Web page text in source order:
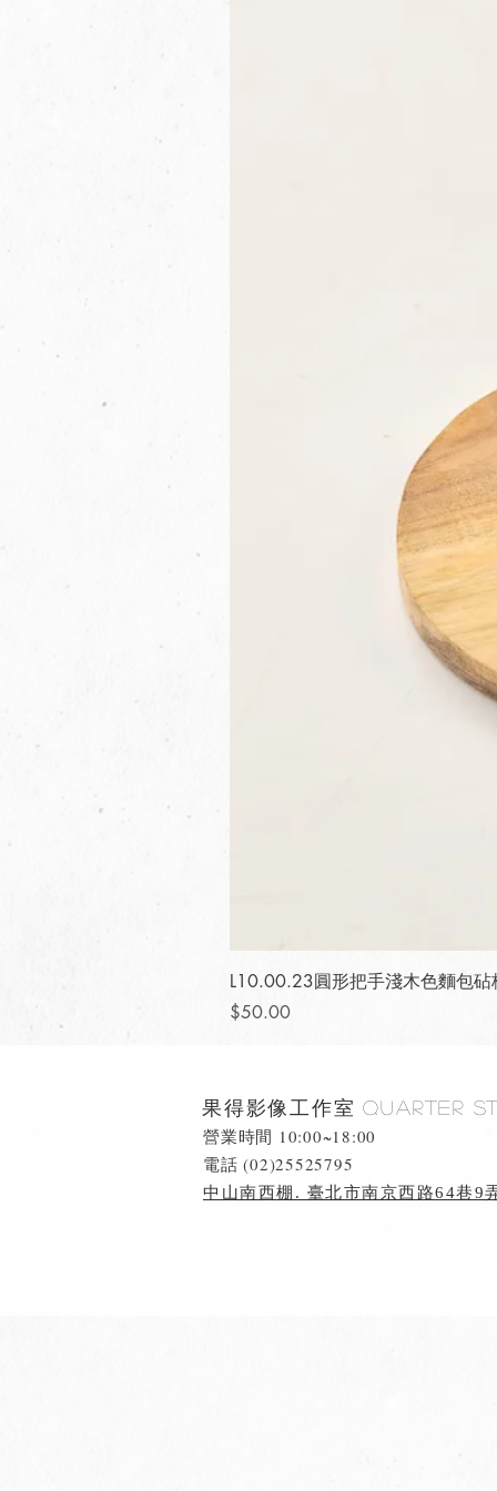
L10.00.23圓形把手淺木色麵包砧
價格
$50.00
果得影像工作室Quarter
營業時間 10:00~18:00
​電話 (02)25525795
中山南西棚. 臺北市南京西路64巷9